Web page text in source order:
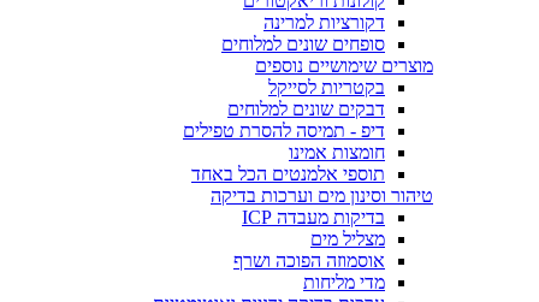
דקורציות למרינה
סופחים שונים למלוחים
מוצרים שימושיים נוספים
בקטריות לסייקל
דבקים שונים למלוחים
דיפ - תמיסה להסרת טפילים
חומצות אמינו
תוספי אלמנטים הכל באחד
טיהור וסינון מים וערכות בדיקה
בדיקות מעבדה ICP
מצליל מים
אוסמוזה הפוכה ושרף
מדי מליחות